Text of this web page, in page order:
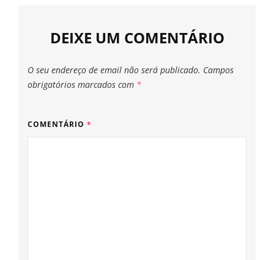
DEIXE UM COMENTÁRIO
O seu endereço de email não será publicado. Campos
obrigatórios marcados com *
COMENTÁRIO *